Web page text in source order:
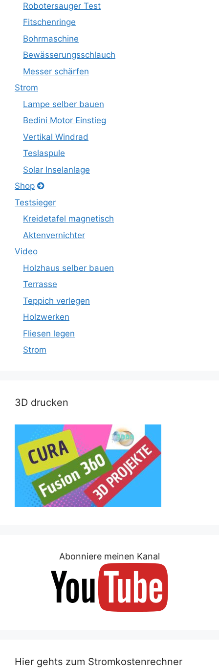
Robotersauger Test
Fitschenringe
Bohrmaschine
Bewässerungsschlauch
Messer schärfen
Strom
Lampe selber bauen
Bedini Motor Einstieg
Vertikal Windrad
Teslaspule
Solar Inselanlage
Shop
Testsieger
Kreidetafel magnetisch
Aktenvernichter
Video
Holzhaus selber bauen
Terrasse
Teppich verlegen
Holzwerken
Fliesen legen
Strom
3D drucken
Abonniere meinen Kanal
Hier gehts zum Stromkostenrechner